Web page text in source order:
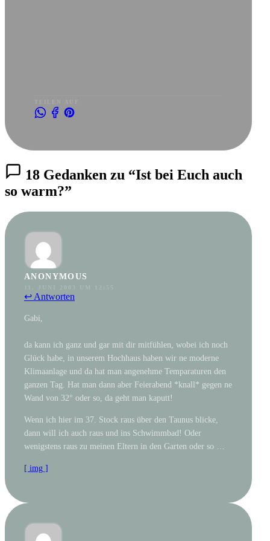
18 Gedanken zu “Ist bei Euch auch
so warm?”
ANONYMOUS
↩ Antworten
Gabi,
da kann ich ganz und gar mit dir mitfühlen, wobei ich noch
Glück habe, in unserem Hochhaus haben wir ne moderne
Klimaanlage und da hat man angenehme Temparaturen den
ganzen Tag. Hat man dann aber Feierabend *knall* gegen ne
Wand von 32° oder so, da geht man kaputt!
Wenn ich hier im 37. Stock raus über den Taunus blicke,
dann will ich auch raus und ins Schwimmbad! Oder
wenigstens raus zu meinen Eltern in den Garten oder so …
[ img ]